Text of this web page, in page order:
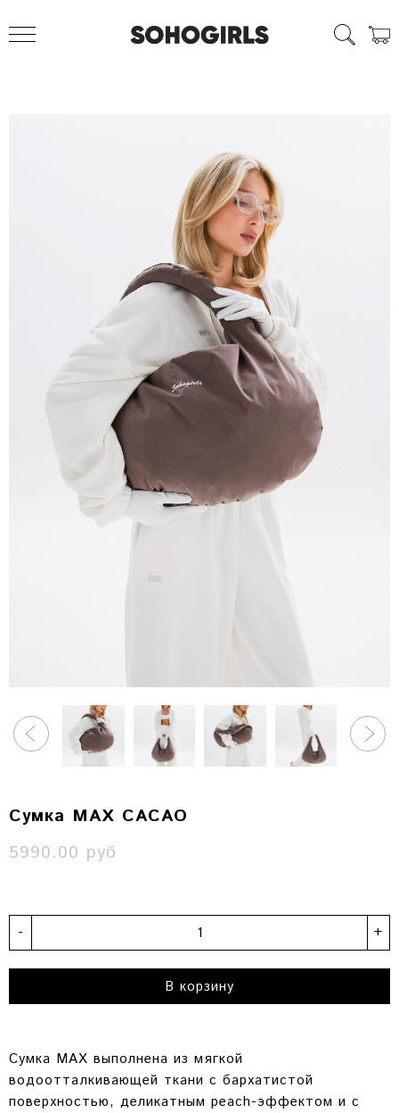
Сумка MAX CACAO
5990.00 руб
- +
В корзину
Сумка MAX выполнена из мягкой
водоотталкивающей ткани с бархатистой
поверхностью, деликатным peach-эффектом и с